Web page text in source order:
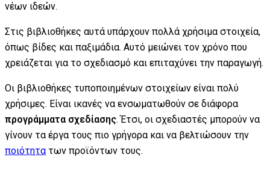
νέων ιδεών.
Στις βιβλιοθήκες αυτά υπάρχουν πολλά χρήσιμα στοιχεία,
όπως βίδες και παξιμάδια. Αυτό μειώνει τον χρόνο που
χρειάζεται για το σχεδιασμό και επιταχύνει την παραγωγή.
Οι βιβλιοθήκες τυποποιημένων στοιχείων είναι πολύ
χρήσιμες. Είναι ικανές να ενσωματωθούν σε διάφορα
προγράμματα σχεδίασης. Έτσι, οι σχεδιαστές μπορούν να
γίνουν τα έργα τους πιο γρήγορα και να βελτιώσουν την
ποιότητατων προϊόντων τους.